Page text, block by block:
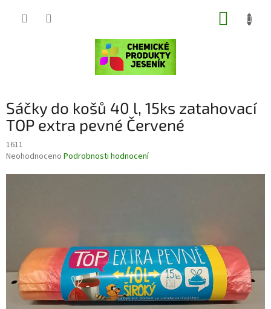
Sáčky do košů 40 l, 15ks zatahovací
TOP extra pevné Červené
1611
Průměrné
Neohodnoceno Podrobnosti hodnocení